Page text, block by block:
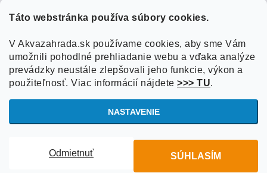
Táto webstránka používa súbory cookies.
V Akvazahrada.sk používame cookies, aby sme Vám
umožnili pohodlné prehliadanie webu a vďaka analýze
prevádzky neustále zlepšovali jeho funkcie, výkon a
použiteľnosť. Viac informácií nájdete >>> TU.
NASTAVENIE
Odmietnuť SÚHLASÍM
Zákaznícky servis
Doprava a platba
Obchodné podmienky
Informácie o súboroch cookies
Užitočné informácie
O nás
Referencie
Overené zákazníkmi
Vytvoril Shoptet
. Všetky práva vyhradené.